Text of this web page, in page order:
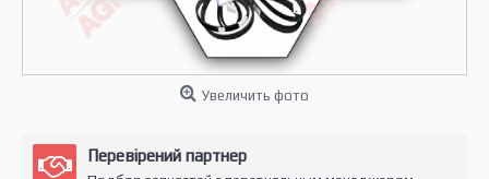
Увеличить фото
Перевірений партнер